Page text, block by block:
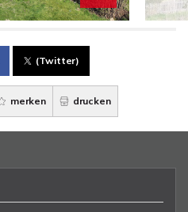
(Twitter)
merken drucken